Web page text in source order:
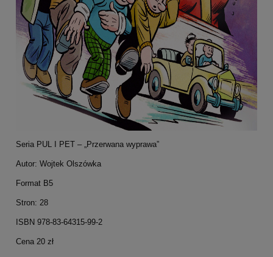
Seria PUL I PET – „Przerwana wyprawa”
Autor: Wojtek Olszówka
Format B5
Stron: 28
ISBN 978-83-64315-99-2
Cena 20 zł